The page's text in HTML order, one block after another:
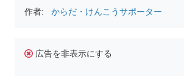
作者: からだ・けんこうサポーター
広告を非表示にする